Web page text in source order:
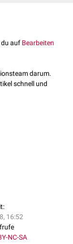
zu den Edinger-
ciliare
du auf Bearbeiten
darum.
schnell und
16:52
NC-SA